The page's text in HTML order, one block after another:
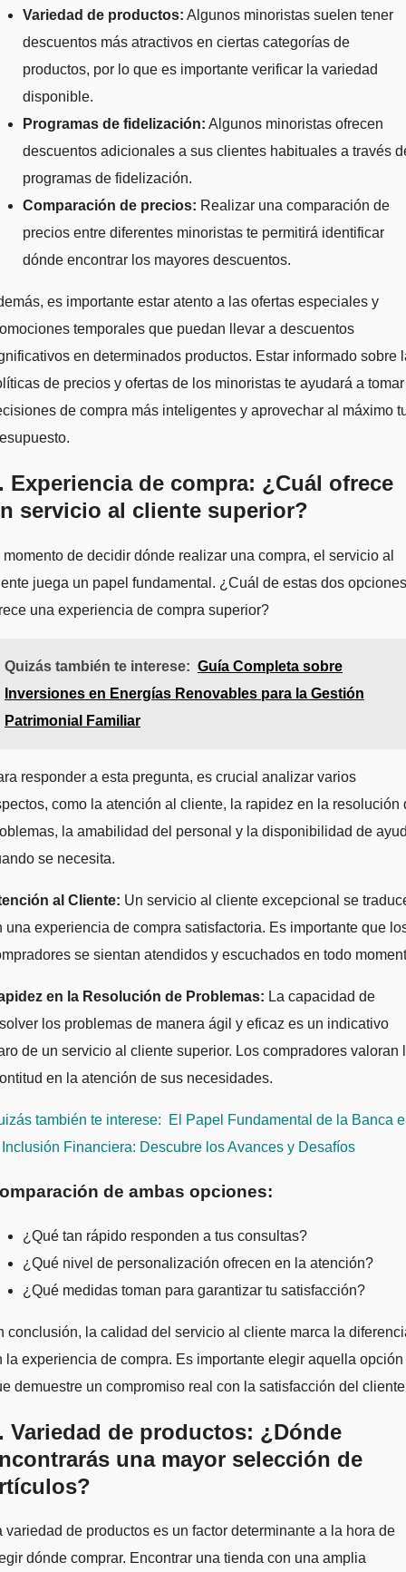
Variedad de productos: Algunos minoristas suelen tener
descuentos más atractivos en ciertas categorías de
productos, por lo que es importante verificar la variedad
disponible.
Programas de fidelización: Algunos minoristas ofrecen
descuentos adicionales a sus clientes habituales a través
programas de fidelización.
Comparación de precios: Realizar una comparación de
precios entre diferentes minoristas te permitirá identificar
dónde encontrar los mayores descuentos.
es importante estar atento a las ofertas especiales y
temporales que puedan llevar a descuentos
en determinados productos. Estar informado sobre
de precios y ofertas de los minoristas te ayudará a tomar
de compra más inteligentes y aprovechar al máximo
Experiencia de compra: ¿Cuál ofrece
servicio al cliente superior?
momento de decidir dónde realizar una compra, el servicio al
juega un papel fundamental. ¿Cuál de estas dos opciones
una experiencia de compra superior?
Quizás también te interese: Guía Completa sobre
Inversiones en Energías Renovables para la Gestión
Patrimonial Familiar
responder a esta pregunta, es crucial analizar varios
como la atención al cliente, la rapidez en la resolución
la amabilidad del personal y la disponibilidad de
se necesita.
al Cliente: Un servicio al cliente excepcional se
una experiencia de compra satisfactoria. Es importante que
se sientan atendidos y escuchados en todo
en la Resolución de Problemas: La capacidad de
los problemas de manera ágil y eficaz es un indicativo
de un servicio al cliente superior. Los compradores valoran
en la atención de sus necesidades.
también te interese:
El Papel Fundamental de la Banca
Financiera: Descubre los Avances y Desafíos
de ambas opciones:
¿Qué tan rápido responden a tus consultas?
¿Qué nivel de personalización ofrecen en la atención?
¿Qué medidas toman para garantizar tu satisfacción?
conclusión, la calidad del servicio al cliente marca la
la experiencia de compra. Es importante elegir aquella opción
demuestre un compromiso real con la satisfacción del
Variedad de productos: ¿Dónde
una mayor selección de
variedad de productos es un factor determinante a la hora de
dónde comprar. Encontrar una tienda con una amplia